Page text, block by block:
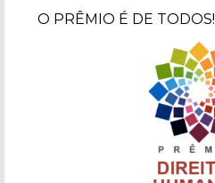
O PRÊMIO É DE TODOS!